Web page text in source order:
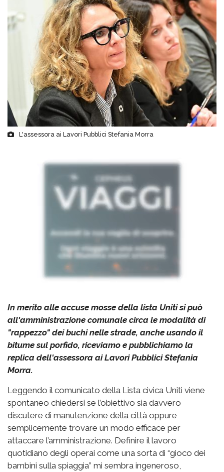
L'assessora ai Lavori Pubblici Stefania Morra
In merito alle accuse mosse della lista Uniti si può
all'amministrazione comunale circa le modalità di
"rappezzo" dei buchi nelle strade, anche usando il
bitume sul porfido, riceviamo e pubblichiamo la
replica dell'assessora ai Lavori Pubblici Stefania
Morra.
Leggendo il comunicato della Lista civica Uniti viene
spontaneo chiedersi se l’obiettivo sia davvero
discutere di manutenzione della città oppure
semplicemente trovare un modo efficace per
attaccare l’amministrazione. Definire il lavoro
quotidiano degli operai come una sorta di “gioco dei
bambini sulla spiaggia” mi sembra ingeneroso,